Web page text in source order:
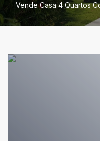
Vende Casa 4 Quartos